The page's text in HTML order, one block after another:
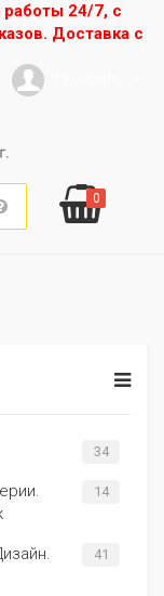
24/7, с
Доставка с
0
34
14
41